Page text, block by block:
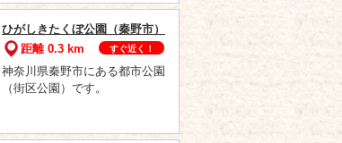
ひがしきたくぼ公園（秦野市）
距離 0.3 km
すぐ近く！
神奈川県秦野市にある都市公園
（街区公園）です。